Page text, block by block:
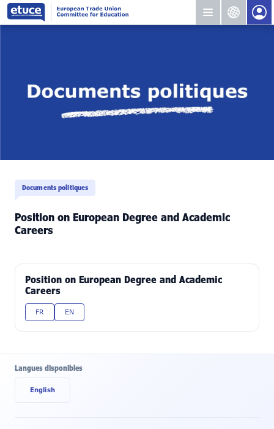
Documents politiques
Position on European Degree and Academic
Careers
Position on European Degree and Academic
Careers
FR EN
Langues disponibles
English